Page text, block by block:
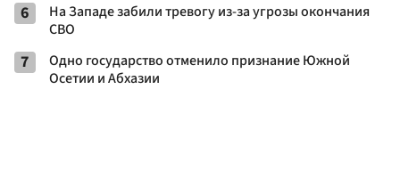
6
На Западе забили тревогу из-за угрозы окончания
СВО
7
Одно государство отменило признание Южной
Осетии и Абхазии